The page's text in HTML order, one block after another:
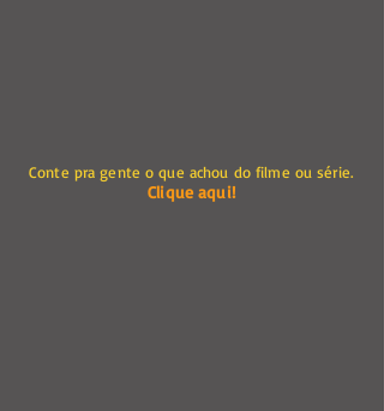
Conte pra gente o que achou do filme ou série.
Clique aqui!